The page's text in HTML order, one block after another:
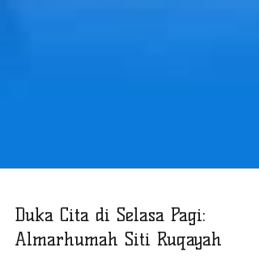
Duka Cita di Selasa Pagi: